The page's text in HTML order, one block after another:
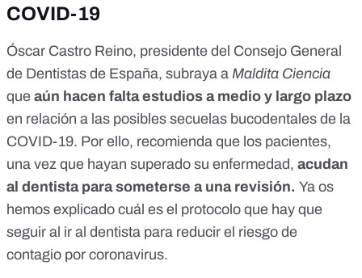
COVID-19
Óscar Castro Reino, presidente del Consejo General
de Dentistas de España, subraya a Maldita Ciencia
que aún hacen falta estudios a medio y largo plazo
en relación a las posibles secuelas bucodentales de la
COVID-19. Por ello, recomienda que los pacientes,
una vez que hayan superado su enfermedad, acudan
al dentista para someterse a una revisión. Ya os
hemos explicado cuál es el protocolo que hay que
seguir al ir al dentista para reducir el riesgo de
contagio por coronavirus.